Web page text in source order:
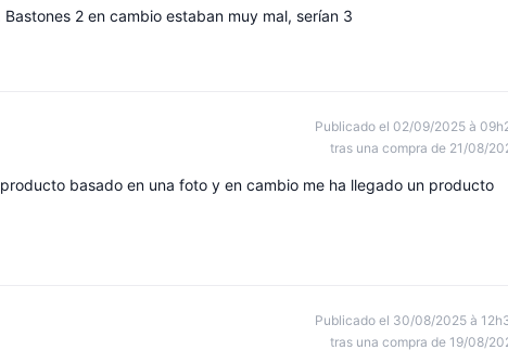
2 en cambio estaban muy mal, serían 3
Publicado el 02/09/2025 à
tras una compra de 21/08/
basado en una foto y en cambio me ha llegado un producto
Publicado el 30/08/2025 à
tras una compra de 19/08/